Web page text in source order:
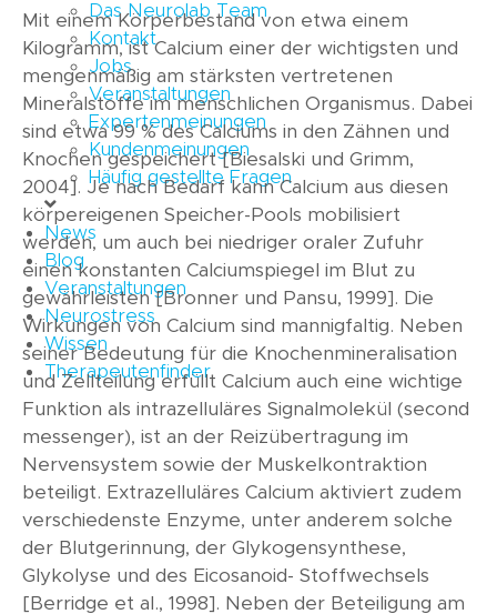
Das Neurolab Team
Kontakt
Jobs
Veranstaltungen
Expertenmeinungen
Kundenmeinungen
Häufig gestellte Fragen
News
Blog
Veranstaltungen
Neurostress
Wissen
Therapeutenfinder
Mit einem Körperbestand von etwa einem
Kilogramm, ist Calcium einer der wichtigsten und
mengenmäßig am stärksten vertretenen
Mineralstoffe im menschlichen Organismus. Dabei
sind etwa 99 % des Calciums in den Zähnen und
Knochen gespeichert [Biesalski und Grimm,
2004]. Je nach Bedarf kann Calcium aus diesen
körpereigenen Speicher-Pools mobilisiert
werden, um auch bei niedriger oraler Zufuhr
einen konstanten Calciumspiegel im Blut zu
gewährleisten [Bronner und Pansu, 1999]. Die
Wirkungen von Calcium sind mannigfaltig. Neben
seiner Bedeutung für die Knochenmineralisation
und Zellteilung erfüllt Calcium auch eine wichtige
Funktion als intrazelluläres Signalmolekül (second
messenger), ist an der Reizübertragung im
Nervensystem sowie der Muskelkontraktion
beteiligt. Extrazelluläres Calcium aktiviert zudem
verschiedenste Enzyme, unter anderem solche
der Blutgerinnung, der Glykogensynthese,
Glykolyse und des Eicosanoid- Stoffwechsels
[Berridge et al., 1998]. Neben der Beteiligung am